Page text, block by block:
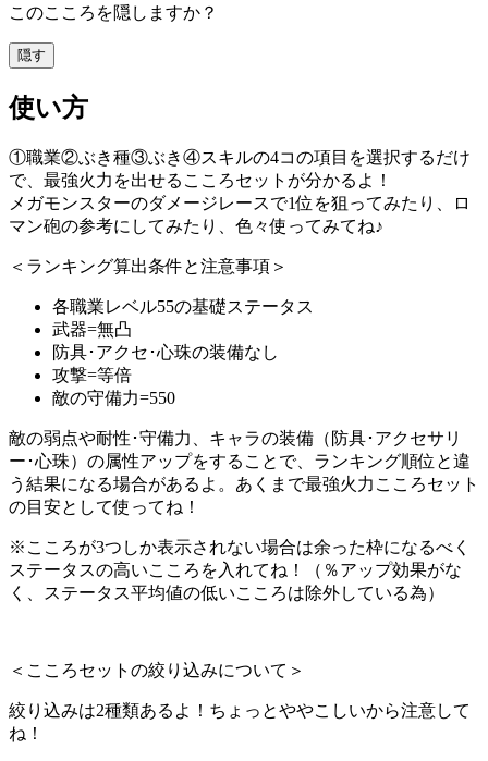
このこころを隠しますか？
隠す
使い方
①職業②ぶき種③ぶき④スキルの4コの項目を選択するだけ
で、最強火力を出せるこころセットが分かるよ！
メガモンスターのダメージレースで1位を狙ってみたり、ロ
マン砲の参考にしてみたり、色々使ってみてね♪
＜ランキング算出条件と注意事項＞
各職業レベル55の基礎ステータス
武器=無凸
防具･アクセ･心珠の装備なし
攻撃=等倍
敵の守備力=550
敵の弱点や耐性･守備力、キャラの装備（防具･アクセサリ
ー･心珠）の属性アップをすることで、ランキング順位と違
う結果になる場合があるよ。あくまで最強火力こころセット
の目安として使ってね！
※こころが3つしか表示されない場合は余った枠になるべく
ステータスの高いこころを入れてね！（％アップ効果がな
く、ステータス平均値の低いこころは除外している為）
＜こころセットの絞り込みについて＞
絞り込みは2種類あるよ！ちょっとややこしいから注意して
ね！